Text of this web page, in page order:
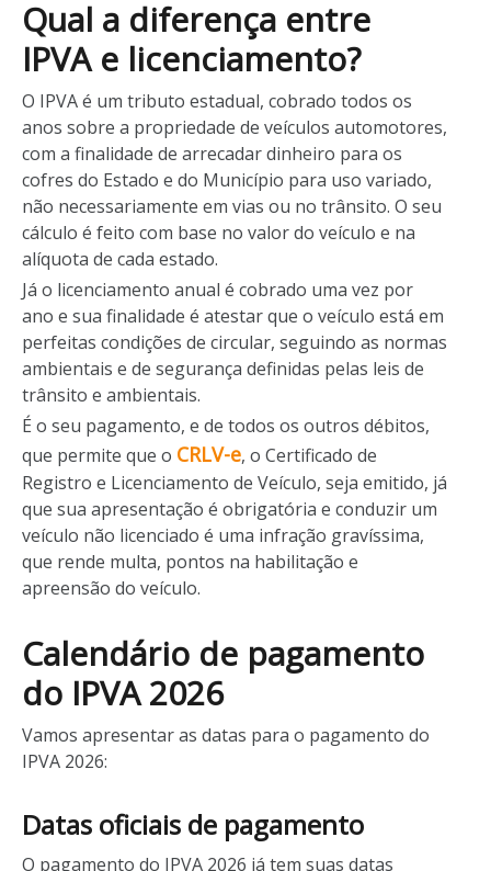
Qual a diferença entre
IPVA e licenciamento?
O IPVA é um tributo estadual, cobrado todos os
anos sobre a propriedade de veículos automotores,
com a finalidade de arrecadar dinheiro para os
cofres do Estado e do Município para uso variado,
não necessariamente em vias ou no trânsito. O seu
cálculo é feito com base no valor do veículo e na
alíquota de cada estado.
Já o licenciamento anual é cobrado uma vez por
ano e sua finalidade é atestar que o veículo está em
perfeitas condições de circular, seguindo as normas
ambientais e de segurança definidas pelas leis de
trânsito e ambientais.
É o seu pagamento, e de todos os outros débitos,
que permite que o CRLV-e, o Certificado de
Registro e Licenciamento de Veículo, seja emitido, já
que sua apresentação é obrigatória e conduzir um
veículo não licenciado é uma infração gravíssima,
que rende multa, pontos na habilitação e
apreensão do veículo.
Calendário de pagamento
do IPVA 2026
Vamos apresentar as datas para o pagamento do
IPVA 2026:
Datas oficiais de pagamento
O pagamento do IPVA 2026 já tem suas datas